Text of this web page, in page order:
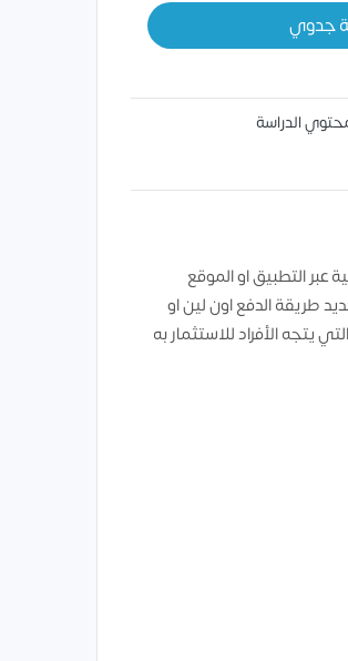
جدوي
الدراسة
التطبيق او الموقع
طريقة الدفع اون لين او
يتجه الأفراد للاستثمار به